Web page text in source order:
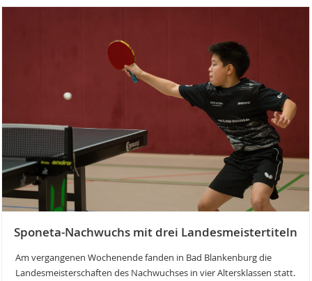
Sponeta-Nachwuchs mit drei Landesmeistertiteln
Am vergangenen Wochenende fanden in Bad Blankenburg die
Landesmeisterschaften des Nachwuchses in vier Altersklassen statt.